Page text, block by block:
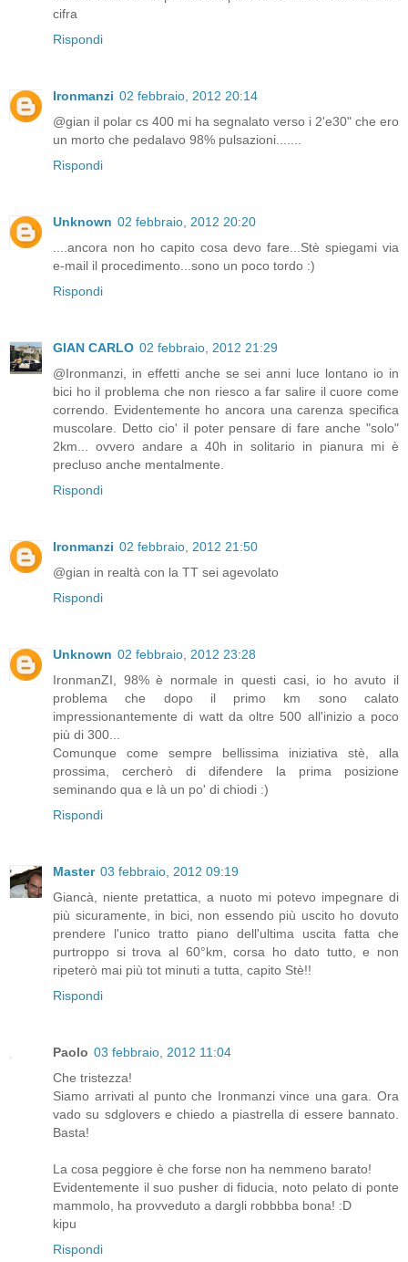
cifra
Rispondi
Ironmanzi 02 febbraio, 2012 20:14
@gian il polar cs 400 mi ha segnalato verso i 2'e30" che ero
un morto che pedalavo 98% pulsazioni.......
Rispondi
Unknown 02 febbraio, 2012 20:20
....ancora non ho capito cosa devo fare...Stè spiegami via
e-mail il procedimento...sono un poco tordo :)
Rispondi
GIAN CARLO 02 febbraio, 2012 21:29
@Ironmanzi, in effetti anche se sei anni luce lontano io in
bici ho il problema che non riesco a far salire il cuore come
correndo. Evidentemente ho ancora una carenza specifica
muscolare. Detto cio' il poter pensare di fare anche "solo"
2km... ovvero andare a 40h in solitario in pianura mi è
precluso anche mentalmente.
Rispondi
Ironmanzi 02 febbraio, 2012 21:50
@gian in realtà con la TT sei agevolato
Rispondi
Unknown 02 febbraio, 2012 23:28
IronmanZI, 98% è normale in questi casi, io ho avuto il
problema che dopo il primo km sono calato
impressionantemente di watt da oltre 500 all'inizio a poco
più di 300...
Comunque come sempre bellissima iniziativa stè, alla
prossima, cercherò di difendere la prima posizione
seminando qua e là un po' di chiodi :)
Rispondi
Master 03 febbraio, 2012 09:19
Giancà, niente pretattica, a nuoto mi potevo impegnare di
più sicuramente, in bici, non essendo più uscito ho dovuto
prendere l'unico tratto piano dell'ultima uscita fatta che
purtroppo si trova al 60°km, corsa ho dato tutto, e non
ripeterò mai più tot minuti a tutta, capito Stè!!
Rispondi
Paolo 03 febbraio, 2012 11:04
Che tristezza!
Siamo arrivati al punto che Ironmanzi vince una gara. Ora
vado su sdglovers e chiedo a piastrella di essere bannato.
Basta!
La cosa peggiore è che forse non ha nemmeno barato!
Evidentemente il suo pusher di fiducia, noto pelato di ponte
mammolo, ha provveduto a dargli robbbba bona! :D
kipu
Rispondi